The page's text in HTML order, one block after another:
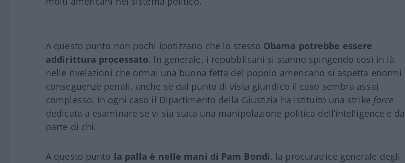
A questo punto non pochi ipotizzano che lo stesso Obama potrebbe essere
addirittura processato. In generale, i repubblicani si stanno spingendo così in là
nelle rivelazioni che ormai una buona fetta del popolo americano si aspetta enormi
conseguenze penali, anche se dal punto di vista giuridico il caso sembra assai
complesso. In ogni caso il Dipartimento della Giustizia ha istituito una strike force
dedicata a esaminare se vi sia stata una manipolazione politica dell’intelligence e da
parte di chi.
A questo punto la palla è nelle mani di Pam Bondi, la procuratrice generale degli